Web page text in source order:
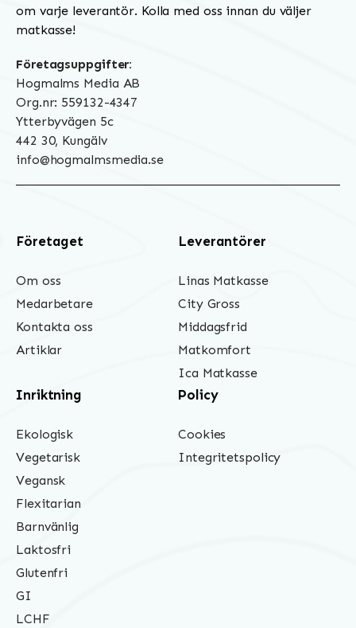
om varje leverantör. Kolla med oss innan du väljer
matkasse!
Företagsuppgifter:
Hogmalms Media AB
Org.nr: 559132-4347
Ytterbyvägen 5c
442 30, Kungälv
info@hogmalmsmedia.se
Företaget
Om oss
Medarbetare
Kontakta oss
Artiklar
Leverantörer
Linas Matkasse
City Gross
Middagsfrid
Matkomfort
Ica Matkasse
Inriktning
Ekologisk
Vegetarisk
Vegansk
Flexitarian
Barnvänlig
Laktosfri
Glutenfri
GI
LCHF
Policy
Cookies
Integritetspolicy